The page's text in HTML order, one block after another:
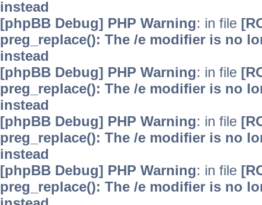
instead
[phpBB Debug] PHP Warning: in file
preg_replace(): The /e modifier is no
instead
[phpBB Debug] PHP Warning: in file
preg_replace(): The /e modifier is no
instead
[phpBB Debug] PHP Warning: in file
preg_replace(): The /e modifier is no
instead
[phpBB Debug] PHP Warning: in file
preg_replace(): The /e modifier is no